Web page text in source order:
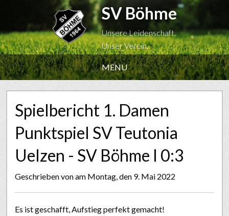
SV Böhme
Unsere Leidenschaft.
Unser Verein.
MENU
Spielbericht 1. Damen
Punktspiel SV Teutonia
Uelzen - SV Böhme I 0:3
Geschrieben vonam Montag, den 9. Mai 2022
Es ist geschafft, Aufstieg perfekt gemacht!